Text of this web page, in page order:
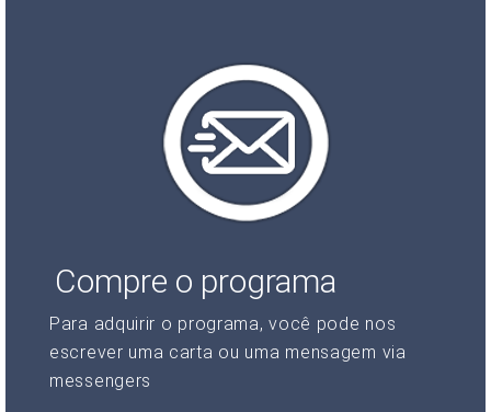
Compre o programa
Para adquirir o programa, você pode nos
escrever uma carta ou uma mensagem via
messengers